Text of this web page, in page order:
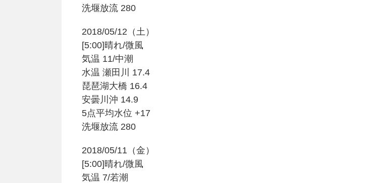
洗堰放流 280
2018/05/12（土）
[5:00]晴れ/微風
気温 11/中潮
水温 瀬田川 17.4
琵琶湖大橋 16.4
安曇川沖 14.9
5点平均水位 +17
洗堰放流 280
2018/05/11（金）
[5:00]晴れ/微風
気温 7/若潮